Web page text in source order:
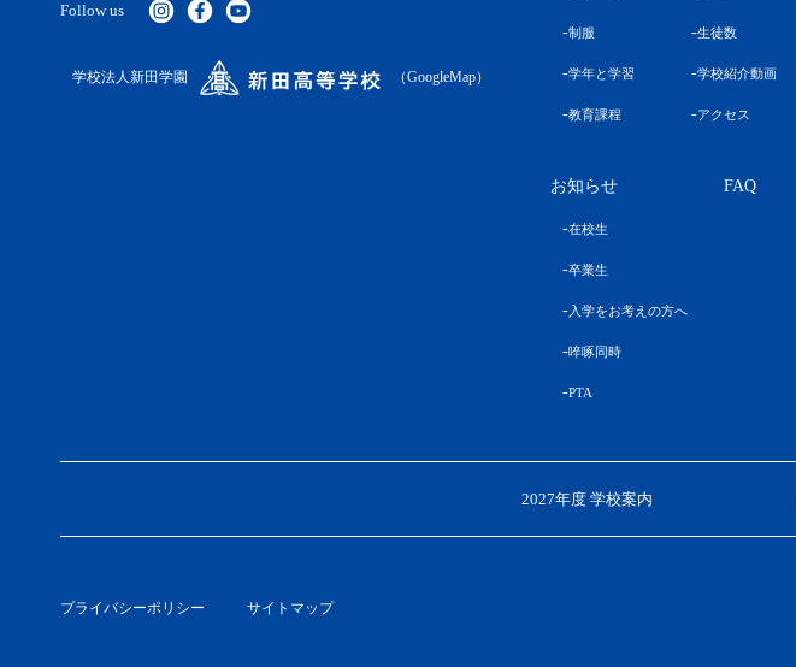
Follow us
学校法人新田学園 （GoogleMap）
制服 生徒数
学年と学習 学校紹介動画
教育課程 アクセス
お知らせ
在校生
卒業生
入学をお考えの方へ
啐啄同時
PTA
FAQ
2027年度 学校案内
プライバシーポリシー サイトマップ